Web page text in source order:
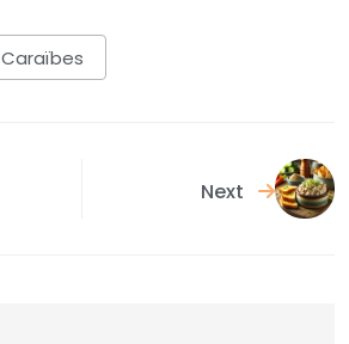
Caraïbes
Next